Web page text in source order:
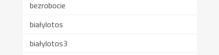
bezrobocie
białylotos
białylotos3